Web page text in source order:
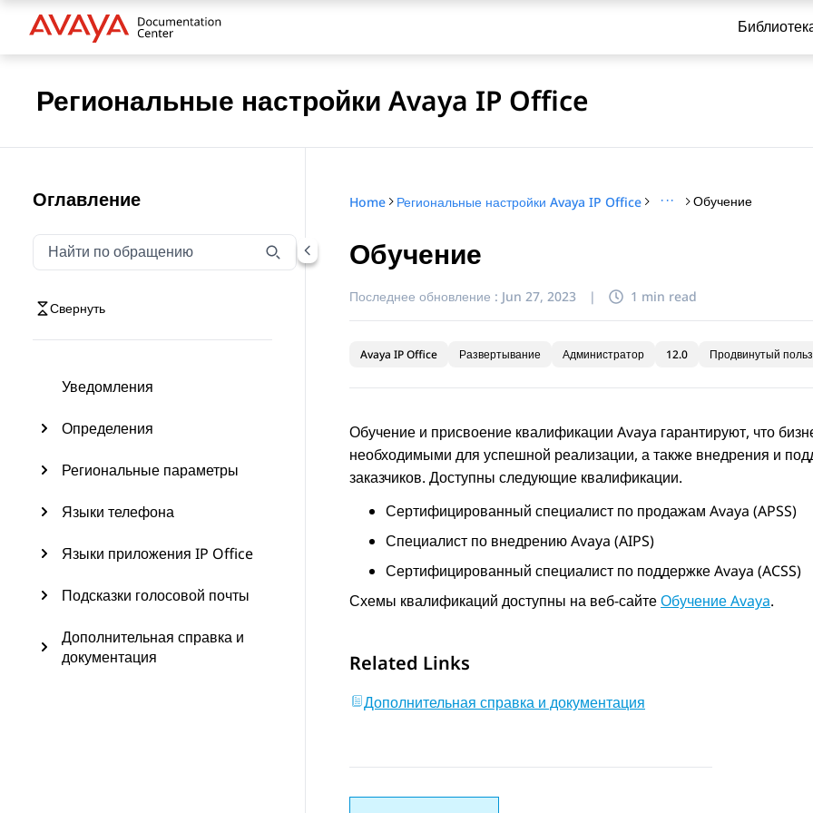
Региональные настройки Avaya IP Office
Оглавление
Фильтровать навигацию по обращению
Введите текст для фильтрации элементов навигации по обращению
Свернуть
Уведомления
Определения
Региональные параметры
Языки телефона
Языки приложения IP Office
Подсказки голосовой почты
Дополнительная справка и
документация
Home Региональные настройки Avaya IP Office ··· Обучение
Обучение
Последнее обновление : Jun 27, 2023 | 1 min read
Avaya IP Office Развертывание Администратор 12.0 Продвинутый
Обучение и присвоение квалификации Avaya гарантируют, что
необходимыми для успешной реализации, а также внедрения и
заказчиков. Доступны следующие квалификации.
Сертифицированный специалист по продажам Avaya (APSS)
Специалист по внедрениюAvaya (AIPS)
Сертифицированный специалист по поддержкеAvaya (ACSS)
Схемы квалификаций доступны на веб-сайтеОбучение Avaya.
Related Links
Дополнительная справка и документация